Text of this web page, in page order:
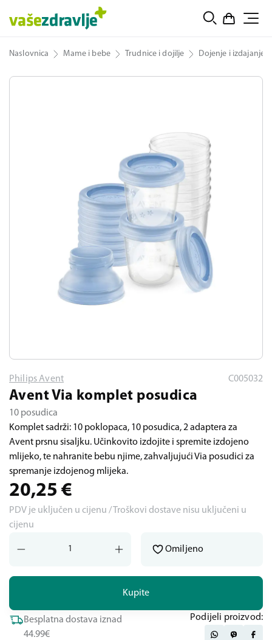
Naslovnica Mame i bebe Trudnice i dojilje Dojenje i izdajanje
Philips Avent C005032
Avent Via komplet posudica
10 posudica
Komplet sadrži: 10 poklopaca, 10 posudica, 2 adaptera za
Avent prsnu sisaljku. Učinkovito izdojite i spremite izdojeno
mlijeko, te nahranite bebu njime, zahvaljujući Via posudici za
spremanje izdojenog mlijeka.
20,25 €
PDV je uključen u cijenu / Troškovi dostave nisu uključeni u
cijenu
Kupite
Omiljeno
Besplatna dostava iznad
44.99€
Podijeli proizvod: